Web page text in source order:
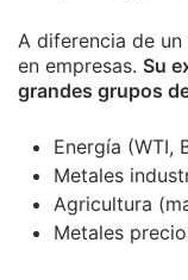
A diferencia de
en empresas. Su
grandes grupos
Energía (WTI,
Metales
Agricultura
Metales